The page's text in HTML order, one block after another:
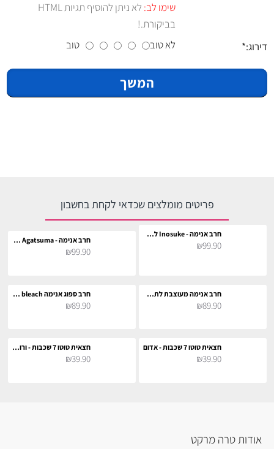
שימו לב:
לא ניתן להוסיף תגיות HTML
בביקורת.!
דירוג:
לא טוב טוב
המשך
פריטים מומלצים שכדאי לקחת בחשבון
חרב אנימה - Inosuke לתחפושת וקוספליי
₪99.90 חרב אנימה - Zenitsu Agatsuma לתחפושת וקוספליי
₪99.90
חרב אנימה מעוצבת לתחפושת וקוספליי
₪89.90
חרב ספוג אנימה bleach לתחפושת וקוספליי
₪89.90
חצאית טוטו 7 שכבות - אדום
₪39.90
חצאית טוטו 7 שכבות - ורוד בייבי
₪39.90
אודות טרה מרקט